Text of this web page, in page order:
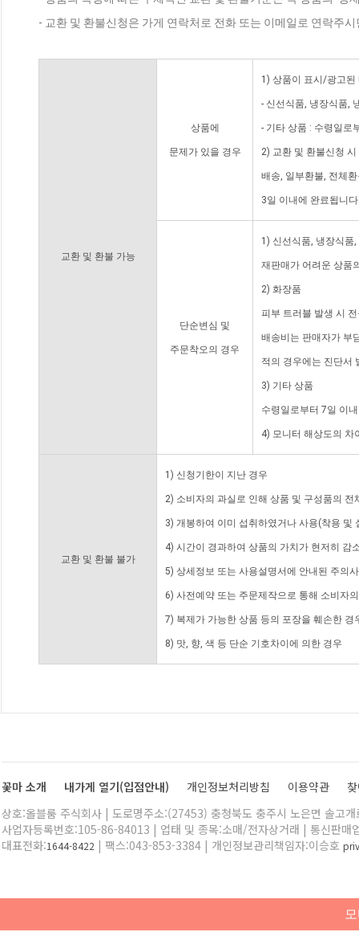
- 교환 및 환불신청은 가게 연락처로 전화 또는 이메일로 연락주
교환 및 환불 가능
상품에
문제가 있을 경우
1) 상품이 표시/광고된
- 신선식품, 냉장식품,
- 기타 상품 : 수령일로
2) 교환 및 환불신청
배송, 일부환불, 전체
3일 이내에 완료됩니
단순변심 및
주문착오의 경우
1) 신선식품, 냉장식품
재판매가 어려운 상품
2) 화장품
피부 트러블 발생 시
배송비는 판매자가 부
적의 경우에는 진단서
3) 기타 상품
수령일로부터 7일 이
4) 모니터 해상도의 차
교환 및 환불 불가
1) 신청기한이 지난 경우
2) 소비자의 과실로 인해 상품 및 구성품의
3) 개봉하여 이미 섭취하였거나 사용(착용 및
4) 시간이 경과하여 상품의 가치가 현저히 감
5) 상세정보 또는 사용설명서에 안내된 주의
6) 사전예약 또는 주문제작으로 통해 소비자
7) 복제가 가능한 상품 등의 포장을 훼손한 경
8) 맛, 향, 색 등 단순 기호차이에 의한 경우
꽃마 소개 내가게 열기(입점안내) 개인정보처리방침 이용약관
상호:올블룸 주식회사 | 도로명주소:(27453) 충청북도 충주시 노은면 솔고
사업자등록번호:105-86-84013 | 업태 및 종목:소매/전자상거래 | 통신판매
대표전화:1644-8422 | 팩스:043-853-3384 | 개인정보관리책임자:이승호